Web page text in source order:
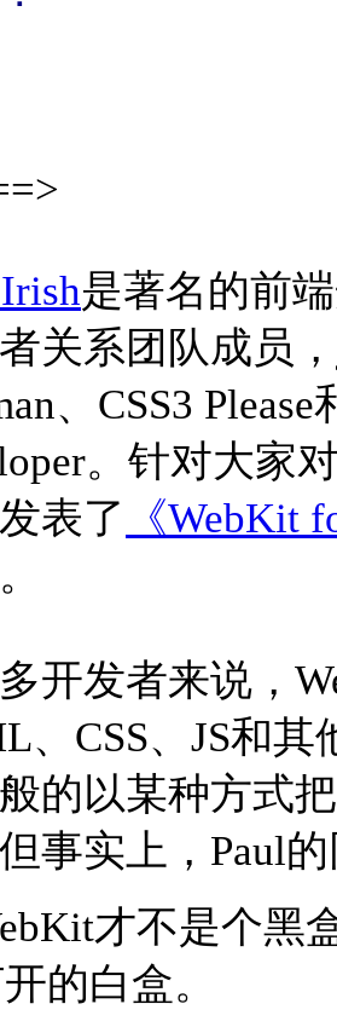
是著名的前
关系团队成员
、CSS3
。针对大家
表了
《WebKit
开发者来说，
、CSS、JS和
的以某种方式
事实上，Paul
才不是个黑
的白盒。